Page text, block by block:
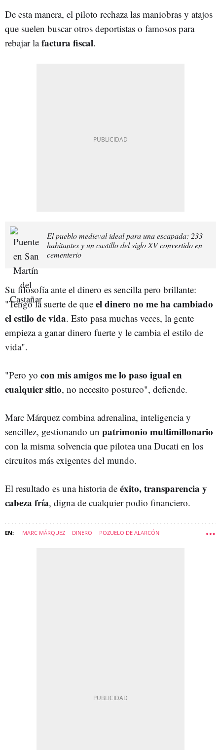
De esta manera, el piloto rechaza las maniobras y atajos
que suelen buscar otros deportistas o famosos para
rebajar lafactura fiscal.
El pueblo medieval ideal para una escapada: 233
habitantes y un castillo del siglo XV convertido en
cementerio
Su filosofía ante el dinero es sencilla pero brillante:
"Tengo la suerte de que el dinero no me ha cambiado
el estilo de vida. Esto pasa muchas veces, la gente
empieza a ganar dinero fuerte y le cambia el estilo de
vida".
"Pero yo con mis amigos me lo paso igual en
cualquier sitio, no necesito postureo", defiende.
Marc Márquez combina adrenalina, inteligencia y
sencillez, gestionando un patrimonio multimillonario
con la misma solvencia que pilotea una Ducati en los
circuitos más exigentes del mundo.
El resultado es una historia de éxito, transparencia y
cabeza fría, digna de cualquier podio financiero.
MARC MÁRQUEZ DINERO POZUELO DE ALARCÓN